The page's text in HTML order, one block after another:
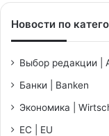
Новости по
Выбор редакции |
Банки | Banken
Экономика |
ЕС | EU